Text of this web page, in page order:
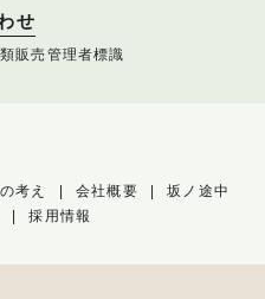
せ
販売管理者標識
考え 会社概要
坂ノ途中
採用情報